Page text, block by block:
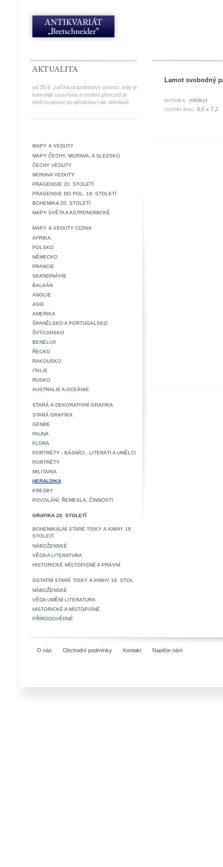
od 25.6. začíná prázdninový provoz, kdy je
kancelář uzavřena a osobní převzetí je
možno pouze po předchozí tel. domluvě
MAPY A VEDUTY
MAPY ČECHY, MORAVA, A SLEZSKO
ČECHY VEDUTY
MORAVA VEDUTY
PRAGENSIE 20. STOLETÍ
PRAGENSIE DO POL. 19. STOLETÍ
BOHEMIKA 20. STOLETÍ
MAPY SVĚTA A ASTRONOMICKÉ
MAPY A VEDUTY CIZINA
AFRIKA
POLSKO
NĚMECKO
FRANCIE
SKANDINÁVIE
BALKÁN
ANGLIE
ASIE
AMERIKA
ŠPANĚLSKO A PORTUGALSKO
ŠVÝCARSKO
BENELUX
ŘECKO
RAKOUSKO
ITALIE
RUSKO
AUSTRALIE A OCEÁNIE
STARÁ A DEKORATIVNÍ GRAFIKA
STARÁ GRAFIKA
GENRE
FAUNA
FLORA
PORTRÉTY - BÁSNÍCI , LITERÁTI A UMĚLCI
PORTRÉTY
MILITARIA
HERALDIKA
KRESBY
POVOLÁNÍ, ŘEMESLA, ČINNOSTI.
GRAFIKA 20. STOLETÍ
BOHEMIKÁLNÍ STARÉ TISKY A KNIHY 19.
STOLETÍ
NÁBOŽENSKÉ
VĚDA A LITERATURA
HISTORICKÉ MÍSTOPISNÉ A PRÁVNÍ
OSTATNÍ STARÉ TISKY A KNIHY 19. STOL
NÁBOŽENSKÉ
VĚDA UMĚNÍ LITERATURA
HISTORICKÉ A MÍSTOPISNÉ
PŘÍRODOVĚDNÉ
Lamot svobodný
technika: mědiryt
rozměr listu: 6,5 x 7,2
O nás Obchodní podmínky Kontakt Napište nám